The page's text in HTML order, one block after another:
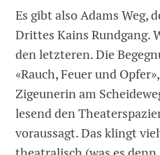
Es gibt also Adams Weg,
Drittes Kains Rundgang.
den letzteren. Die
«Rauch, Feuer und
Zigeunerin am
lesend den
voraussagt. Das klingt